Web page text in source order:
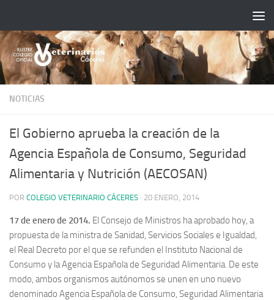
NOTICIAS
El Gobierno aprueba la creación de la
Agencia Española de Consumo, Seguridad
Alimentaria y Nutrición (AECOSAN)
POR COLEGIO VETERINARIO CÁCERES · 20 ENERO, 2014
17 de enero de 2014. El Consejo de Ministros ha aprobado hoy, a
propuesta de la ministra de Sanidad, Servicios Sociales e Igualdad,
el Real Decreto por el que se refunden el Instituto Nacional de
Consumo y la Agencia Española de Seguridad Alimentaria. De este
modo, ambos organismos autónomos se unen en uno nuevo
denominado Agencia Española de Consumo, Seguridad Alimentaria